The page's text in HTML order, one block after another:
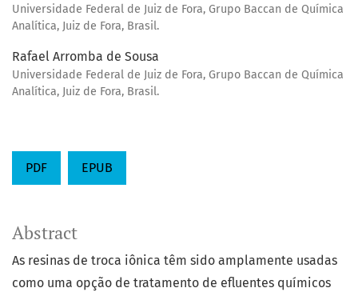
Universidade Federal de Juiz de Fora, Grupo Baccan de Química
Analítica, Juiz de Fora, Brasil.
Rafael Arromba de Sousa
Universidade Federal de Juiz de Fora, Grupo Baccan de Química
Analítica, Juiz de Fora, Brasil.
PDF EPUB
Abstract
As resinas de troca iônica têm sido amplamente usadas
como uma opção de tratamento de efluentes químicos